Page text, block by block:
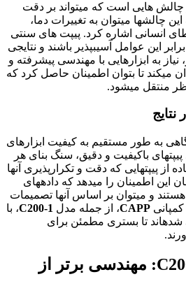
هایی است که میتواند بر دقت
این چالشها میتوان به تغییرات دما،
انسانی اشاره کرد. پیپت های سنتی
این عوامل آسیبپذیر باشند و نتایجی
نیاز به ابزارهایی با مهندسی پیشرفته و
میکند تا بتوان اطمینان حاصل کرد که
منتقل میشود.
نتایج
به طور مستقیم به کیفیت ابزارهای
باکیفیت و دقیق، سنگ بنای هر
از پیپتهایی که دقت و تکرارپذیری آنها
اطمینان را میدهد که دادههای
و میتوان بر اساس آنها تصمیمات
CAPP، از جمله مدل C200-1، با
تا بستری مطمئن برای
معرفی سمپلر C200-1: مهندسی برتر از